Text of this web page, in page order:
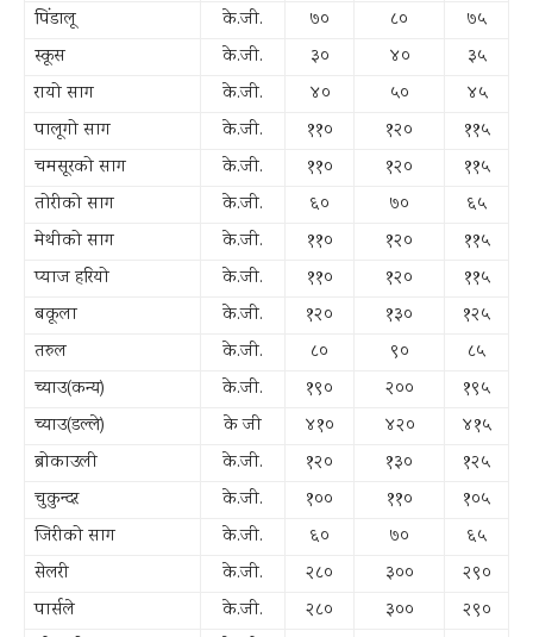
पिंडालू
के.जी. ७० ८०
७५
स्कूस
के.जी. ३० ४०
३५
रायो साग
के.जी. ४० ५०
४५
पालूगो साग
के.जी. ११० १२०
११५
चमसूरको साग
के.जी. ११० १२०
११५
तोरीको साग
के.जी. ६० ७०
६५
मेथीको साग
के.जी. ११० १२०
११५
प्याज हरियो
के.जी. ११० १२०
११५
बकूला
के.जी. १२० १३०
१२५
तरुल
के.जी. ८० ९०
८५
च्याउ(कन्य)
के.जी. १९० २००
१९५
च्याउ(डल्ले)
के जी ४१० ४२०
४१५
ब्रोकाउली
के.जी. १२० १३०
१२५
चुकुन्दर
के.जी. १०० ११०
१०५
जिरीको साग
के.जी. ६० ७०
६५
सेलरी
के.जी. २८० ३००
२९०
पार्सले
के.जी. २८० ३००
२९०